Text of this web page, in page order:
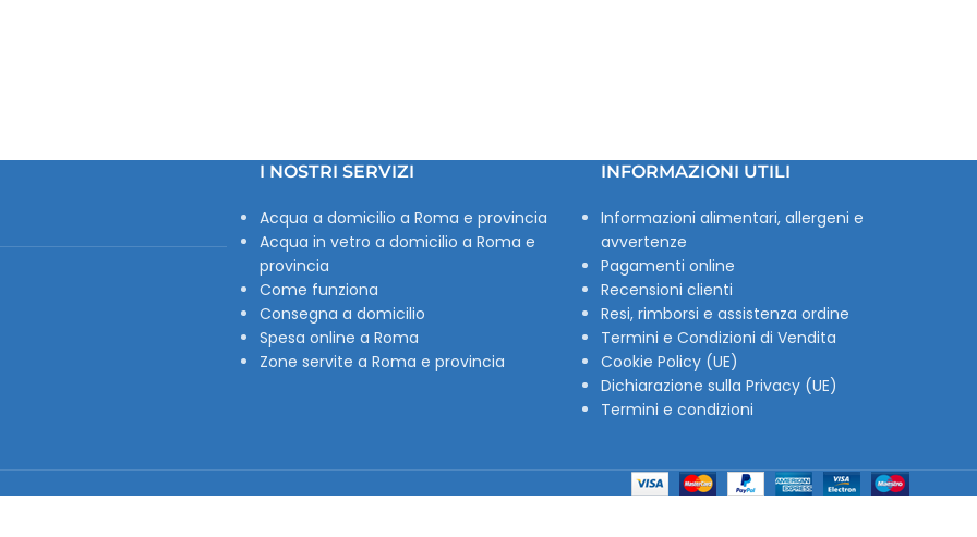
I NOSTRI SERVIZI
Acqua a domicilio a Roma e provincia
Acqua in vetro a domicilio a Roma e
provincia
Come funziona
Consegna a domicilio
Spesa online a Roma
Zone servite a Roma e provincia
INFORMAZIONI UTILI
Informazioni alimentari, allergeni e
avvertenze
Pagamenti online
Recensioni clienti
Resi, rimborsi e assistenza ordine
Termini e Condizioni di Vendita
Cookie Policy (UE)
Dichiarazione sulla Privacy (UE)
Termini e condizioni